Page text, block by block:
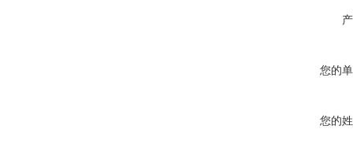
您的
您的